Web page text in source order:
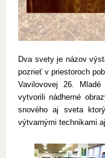
Dva svety je názov
pozrieť v priestoroch
Vavilovovej 26.
vytvorili nádherné
snového aj sveta
výtvarnými technikami